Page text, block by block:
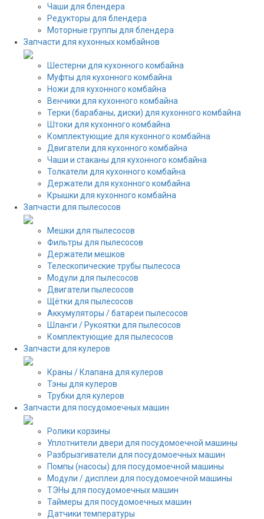
Чаши для блендера
Редукторы для блендера
Моторные группы для блендера
Запчасти для кухонных комбайнов
Шестерни для кухонного комбайна
Муфты для кухонного комбайна
Ножи для кухонного комбайна
Венчики для кухонного комбайна
Терки (барабаны, диски) для кухонного комбайна
Штоки для кухонного комбайна
Комплектующие для кухонного комбайна
Двигатели для кухонного комбайна
Чаши и стаканы для кухонного комбайна
Толкатели для кухонного комбайна
Держатели для кухонного комбайна
Крышки для кухонного комбайна
Запчасти для пылесосов
Мешки для пылесосов
Фильтры для пылесосов
Держатели мешков
Телескопические трубы пылесоса
Модули для пылесосов
Двигатели пылесосов
Щётки для пылесосов
Аккумуляторы / батареи пылесосов
Шланги / Рукоятки для пылесосов
Комплектующие для пылесосов
Запчасти для кулеров
Краны / Клапана для кулеров
Тэны для кулеров
Трубки для кулеров
Запчасти для посудомоечных машин
Ролики корзины
Уплотнители двери для посудомоечной машины
Разбрызгиватели для посудомоечных машин
Помпы (насосы) для посудомоечной машины
Модули / дисплеи для посудомоечной машины
ТЭНы для посудомоечных машин
Таймеры для посудомоечных машин
Датчики температуры